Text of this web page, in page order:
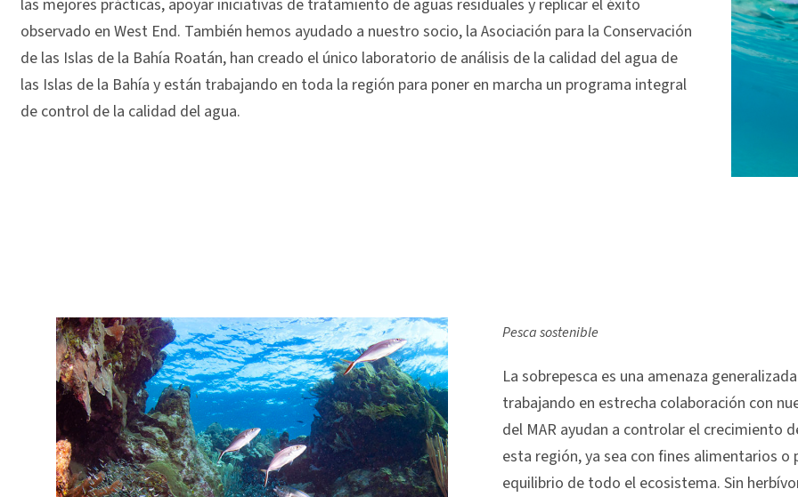
las mejores prácticas, apoyar iniciativas de tratamiento de aguas residuales y replicar el éxito
observado en West End. También hemos ayudado a nuestro socio, la Asociación para la Conservación
de las Islas de la Bahía Roatán, han creado el único laboratorio de análisis de la calidad del agua de
las Islas de la Bahía y están trabajando en toda la región para poner en marcha un programa integral
de control de la calidad del agua.
Pesca sostenible
La sobrepesca es una amenaza
trabajando en estrecha colaboración con
del MAR ayudan a controlar el crecimiento
esta región, ya sea con fines alimentarios
equilibrio de todo el ecosistema. Sin